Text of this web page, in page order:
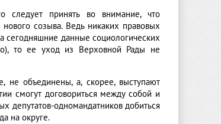
следует принять во внимание, что
созыва. Ведь никаких правовых
сегодняшние данные социологических
то ее уход из Верховной Рады не
не объединены, а, скорее, выступают
смогут договориться между собой и
депутатов-одномандатников добиться
на округе.